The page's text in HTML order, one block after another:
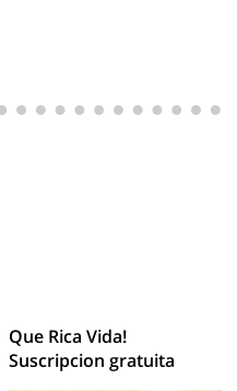
Que Rica Vida!
Suscripcion gratuita